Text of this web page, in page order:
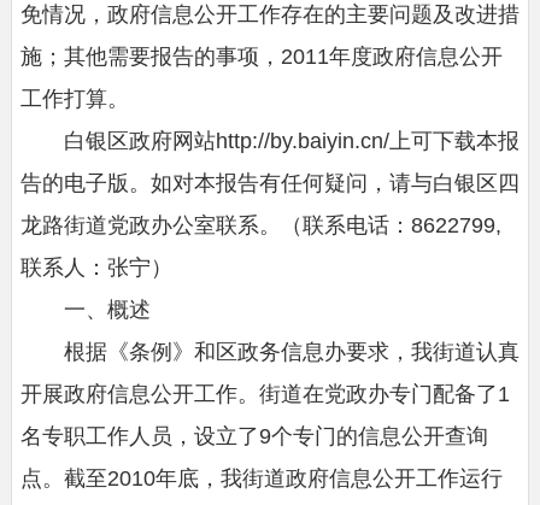
免情况，政府信息公开工作存在的主要问题及改进措
施；其他需要报告的事项，2011年度政府信息公开
工作打算。
白银区政府网站http://by.baiyin.cn/上可下载本报
告的电子版。如对本报告有任何疑问，请与白银区四
龙路街道党政办公室联系。（联系电话：8622799,
联系人：张宁）
一、概述
根据《条例》和区政务信息办要求，我街道认真
开展政府信息公开工作。街道在党政办专门配备了1
名专职工作人员，设立了9个专门的信息公开查询
点。截至2010年底，我街道政府信息公开工作运行